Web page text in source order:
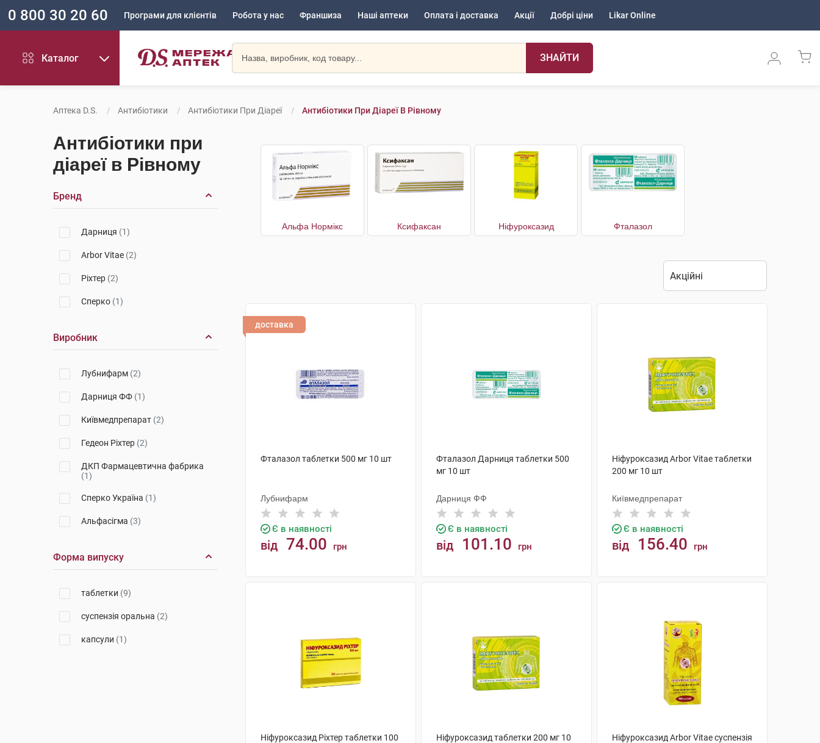
0 800 30 20 60 Програми для клієнтів Робота у нас Франшиза Наші аптеки Оплата і доставка Акції Добрі ціни Likar Online
Каталог ЗНАЙТИ
Аптека D.S. Антибіотики Антибіотики При Діареї Антибіотики При Діареї В Рівному
Антибіотики при
діареї в Рівному
Бренд
Дарниця (1)
Arbor Vitae (2)
Ріхтер (2)
Сперко (1)
Виробник
Лубнифарм (2)
Дарниця ФФ (1)
Київмедпрепарат (2)
Гедеон Ріхтер (2)
ДКП Фармацевтична фабрика
(1)
Сперко Україна (1)
Альфасігма (3)
Форма випуску
таблетки (9)
суспензія оральна (2)
капсули (1)
Альфа Нормікс Ксифаксан Ніфуроксазид Фталазол
доставка
Фталазол таблетки 500 мг 10 шт
Лубнифарм
Є в наявності
від 74.00 грн
Фталазол Дарниця таблетки 500
мг 10 шт
Дарниця ФФ
Є в наявності
від 101.10 грн
Ніфуроксазид Arbor Vitae таблетки
200 мг 10 шт
Київмедпрепарат
Є в наявності
від 156.40 грн
Ніфуроксазид Ріхтер таблетки 100
Ніфуроксазид таблетки 200 мг 10
Ніфуроксазид Arbor Vitae суспензія